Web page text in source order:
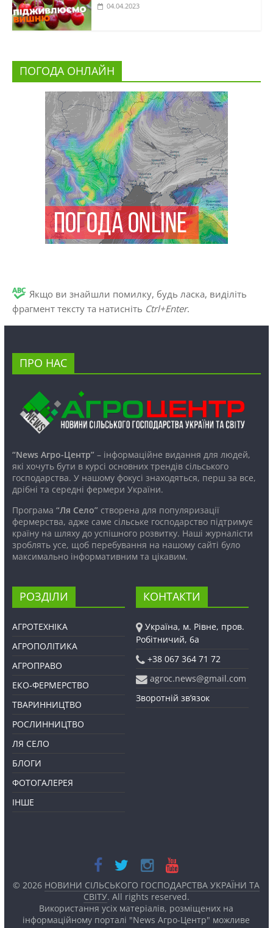
04.04.2023
ПОГОДА ОНЛАЙН
Якщо ви знайшли помилку, будь ласка, виділіть
фрагмент тексту та натисніть Ctrl+Enter.
ПРО НАС
“News Агро-Центр”– інформаційне видання для людей,
які хочуть бути в курсі основних трендів сільського
господарства. У нашому фокусі знаходяться, перш за все,
дрібні та середні фермери України.
Програма “Ля Село”створена для популяризації
фермерства, адже саме сільське господарство підтримує
країну на шляху до успішного розвитку. Наші журналісти
зроблять усе, щоб перебування на нашому сайті було
максимально інформативним та цікавим.
РОЗДІЛИ
АГРОТЕХНІКА
АГРОПОЛІТИКА
АГРОПРАВО
ЕКО-ФЕРМЕРСТВО
ТВАРИННИЦТВО
РОСЛИННИЦТВО
ЛЯ СЕЛО
БЛОГИ
ФОТОГАЛЕРЕЯ
ІНШЕ
КОНТАКТИ
Україна, м. Рівне, пров.
Робітничий, 6а
+38 067 364 71 72
agroc.news@gmail.com
Зворотній зв’язок
© 2026 НОВИНИ СІЛЬСЬКОГО ГОСПОДАРСТВА УКРАЇНИ ТА
СВІТУ. All rights reserved.
Використання усіх матеріалів, розміщених на
інформаційному порталі "News Агро-Центр" можливе